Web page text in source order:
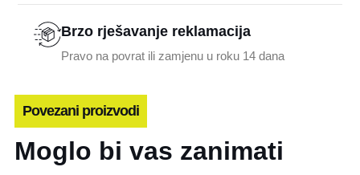
Brzo rješavanje reklamacija
Pravo na povrat ili zamjenu u roku 14 dana
Povezani proizvodi
Moglo bi vas zanimati